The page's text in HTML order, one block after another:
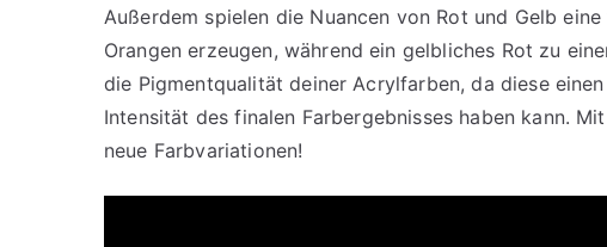
Außerdem spielen die Nuancen von Rot und Gelb
Orangen erzeugen, während ein gelbliches Rot zu
die Pigmentqualität deiner Acrylfarben, da diese
Intensität des finalen Farbergebnisses haben kann.
neue Farbvariationen!